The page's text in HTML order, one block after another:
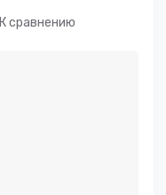
К сравнению